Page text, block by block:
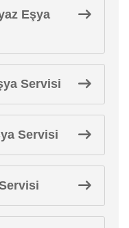
Eşya
Servisi
Servisi